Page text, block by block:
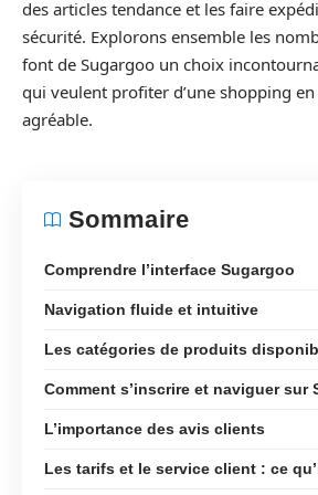
des articles tendance et les faire
sécurité. Explorons ensemble les
font de Sugargoo un choix
qui veulent profiter d’une shopping
agréable.
Sommaire
Comprendre l’interface Sugargoo
Navigation fluide et intuitive
Les catégories de produits
Comment s’inscrire et naviguer sur
L’importance des avis clients
Les tarifs et le service client : ce